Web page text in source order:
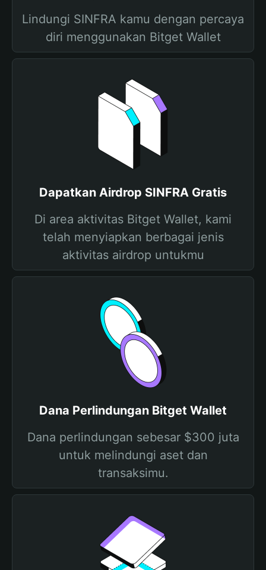
Lindungi SINFRA kamu dengan percaya
diri menggunakan Bitget Wallet
Dapatkan Airdrop SINFRA Gratis
Di area aktivitas Bitget Wallet, kami
telah menyiapkan berbagai jenis
aktivitas airdrop untukmu
Dana Perlindungan Bitget Wallet
Dana perlindungan sebesar $300 juta
untuk melindungi aset dan
transaksimu.